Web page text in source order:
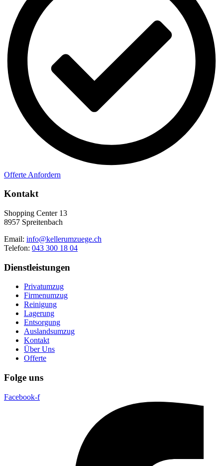
Offerte Anfordern
Kontakt
Shopping Center 13
8957 Spreitenbach
Email: info@kellerumzuege.ch
Telefon: 043 300 18 04
Dienstleistungen
Privatumzug
Firmenumzug
Reinigung
Lagerung
Entsorgung
Auslandsumzug
Kontakt
Über Uns
Offerte
Folge uns
Facebook-f